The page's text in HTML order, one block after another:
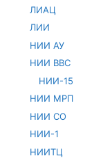
ЛИАЦ
ЛИИ
НИИ АУ
НИИ ВВС
НИИ-15
НИИ МРП
НИИ СО
НИИ-1
НИИТЦ